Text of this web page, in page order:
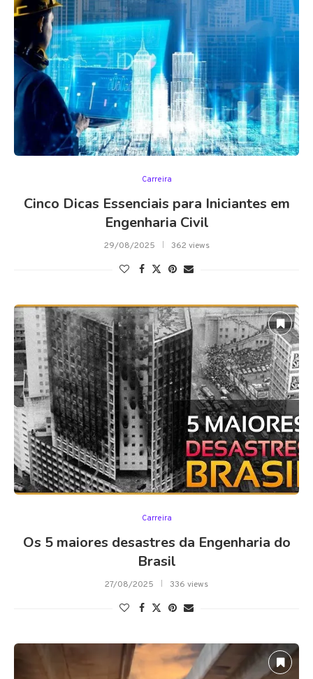
Carreira
Cinco Dicas Essenciais para Iniciantes em
Engenharia Civil
29/08/2025 362 views
Carreira
Os 5 maiores desastres da Engenharia do
Brasil
27/08/2025 336 views